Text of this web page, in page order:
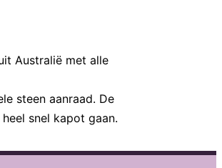
Australië met alle
steen aanraad. De
snel kapot gaan.